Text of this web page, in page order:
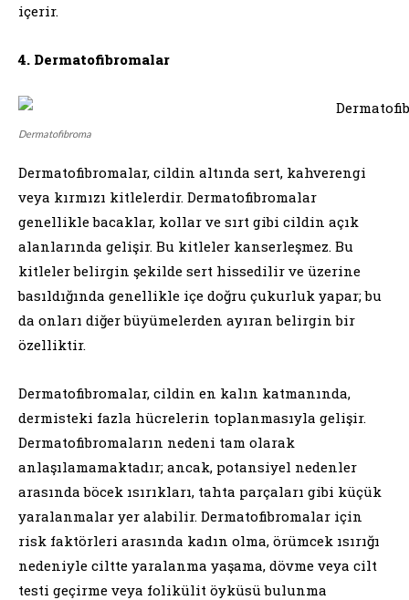
içerir.
4. Dermatofibromalar
Dermatofibroma
Dermatofibromalar, cildin altında sert, kahverengi
veya kırmızı kitlelerdir. Dermatofibromalar
genellikle bacaklar, kollar ve sırt gibi cildin açık
alanlarında gelişir. Bu kitleler kanserleşmez. Bu
kitleler belirgin şekilde sert hissedilir ve üzerine
basıldığında genellikle içe doğru çukurluk yapar; bu
da onları diğer büyümelerden ayıran belirgin bir
özelliktir.
Dermatofibromalar, cildin en kalın katmanında,
dermisteki fazla hücrelerin toplanmasıyla gelişir.
Dermatofibromaların nedeni tam olarak
anlaşılamamaktadır; ancak, potansiyel nedenler
arasında böcek ısırıkları, tahta parçaları gibi küçük
yaralanmalar yer alabilir. Dermatofibromalar için
risk faktörleri arasında kadın olma, örümcek ısırığı
nedeniyle ciltte yaralanma yaşama, dövme veya cilt
testi geçirme veya folikülit öyküsü bulunma